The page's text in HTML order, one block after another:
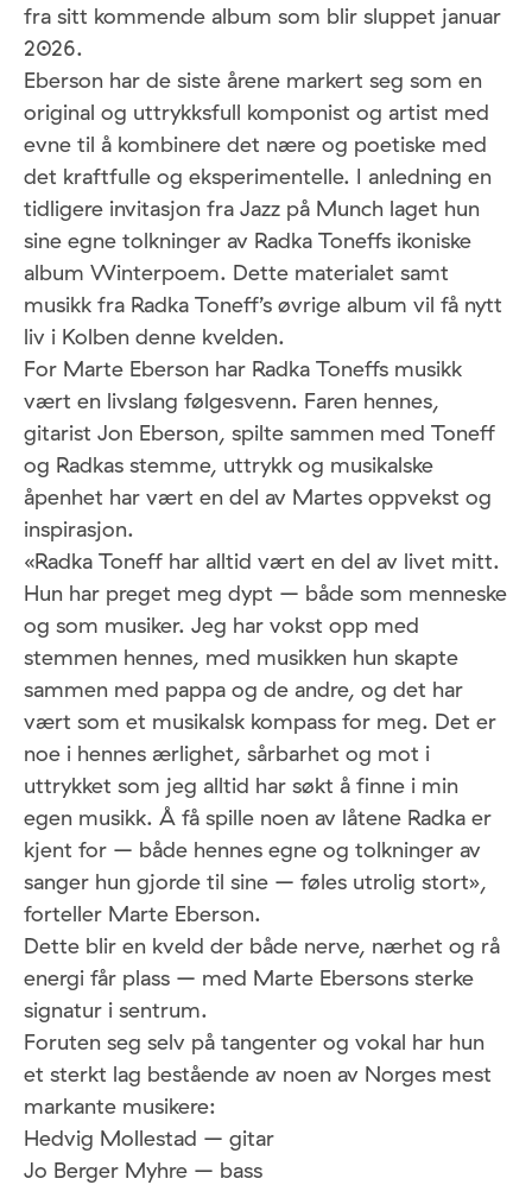
fra sitt kommende album som blir sluppet januar
2026.
Eberson har de siste årene markert seg som en
original og uttrykksfull komponist og artist med
evne til å kombinere det nære og poetiske med
det kraftfulle og eksperimentelle. I anledning en
tidligere invitasjon fra Jazz på Munch laget hun
sine egne tolkninger av Radka Toneffs ikoniske
album Winterpoem. Dette materialet samt
musikk fra Radka Toneff’s øvrige album vil få nytt
liv i Kolben denne kvelden.
For Marte Eberson har Radka Toneffs musikk
vært en livslang følgesvenn. Faren hennes,
gitarist Jon Eberson, spilte sammen med Toneff
og Radkas stemme, uttrykk og musikalske
åpenhet har vært en del av Martes oppvekst og
inspirasjon.
«Radka Toneff har alltid vært en del av livet mitt.
Hun har preget meg dypt – både som menneske
og som musiker. Jeg har vokst opp med
stemmen hennes, med musikken hun skapte
sammen med pappa og de andre, og det har
vært som et musikalsk kompass for meg. Det er
noe i hennes ærlighet, sårbarhet og mot i
uttrykket som jeg alltid har søkt å finne i min
egen musikk. Å få spille noen av låtene Radka er
kjent for – både hennes egne og tolkninger av
sanger hun gjorde til sine – føles utrolig stort»,
forteller Marte Eberson.
Dette blir en kveld der både nerve, nærhet og rå
energi får plass – med Marte Ebersons sterke
signatur i sentrum.
Foruten seg selv på tangenter og vokal har hun
et sterkt lag bestående av noen av Norges mest
markante musikere:
Hedvig Mollestad – gitar
Jo Berger Myhre – bass